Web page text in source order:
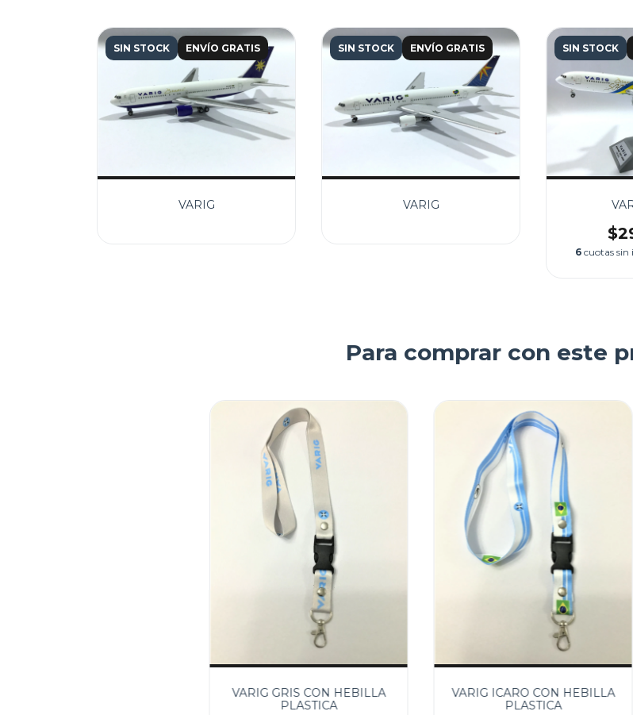
SIN STOCK ENVÍO GRATIS
VARIG
SIN STOCK ENVÍO GRATIS
VARIG
SIN STOCK
6 cuotas sin
Para comprar con este
VARIG GRIS CON HEBILLA
PLASTICA
VARIG ICARO CON HEBILLA
PLASTICA